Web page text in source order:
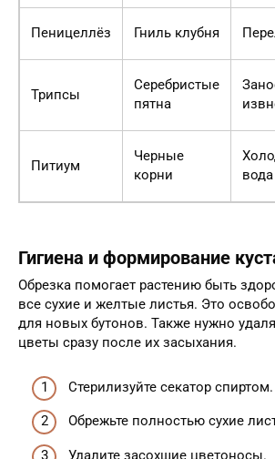
Пеницеллёз Гниль клубня
Трипсы
Серебристые
пятна
Питиум
Черные
корни
вода
Гигиена и формирование
Обрезка помогает растению быть
все сухие и желтые листья. Это
для новых бутонов. Также нужно
цветы сразу после их засыхания.
Стерилизуйте секатор спиртом.
Обрежьте полностью сухие
Удалите засохшие цветоносы.